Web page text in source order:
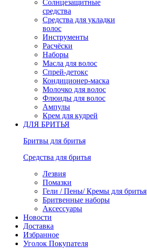
Солнцезащитные
средства
Средства для укладки
волос
Инструменты
Расчёски
Наборы
Масла для волос
Спрей-детокс
Кондиционер-маска
Молочко для волос
Флюиды для волос
Ампулы
Крем для кудрей
ДЛЯ БРИТЬЯ
Бритвы для бритья
Средства для бритья
Лезвия
Помазки
Гели / Пены/ Кремы для бритья
Бритвенные наборы
Аксессуары
Новости
Доставка
Избранное
Уголок Покупателя